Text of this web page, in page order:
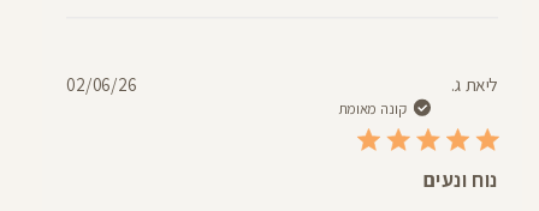
ליאת ג.
קונה מאומת
נוח ונעים
תאריך02/06/26